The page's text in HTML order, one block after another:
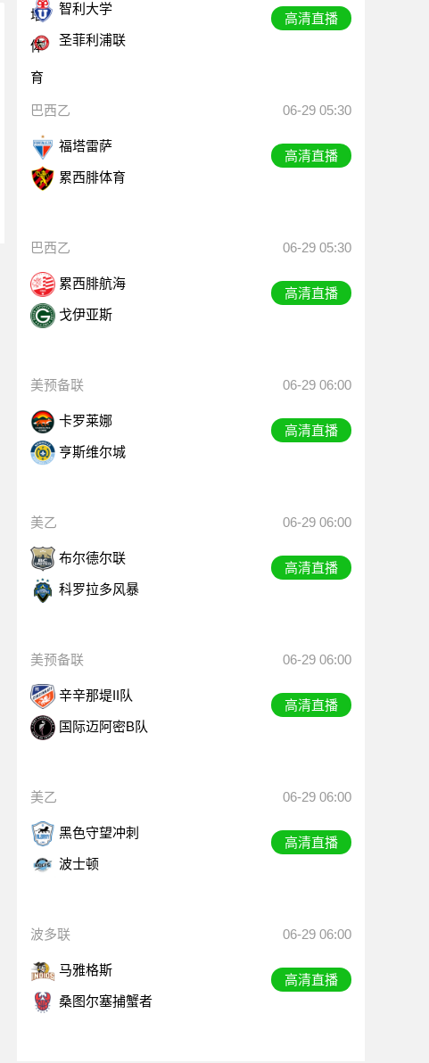
智利大学
圣菲利浦联
高清直播
巴西乙 06-29 05:30
福塔雷萨
累西腓体育
高清直播
巴西乙 06-29 05:30
累西腓航海
戈伊亚斯
高清直播
美预备联 06-29 06:00
卡罗莱娜
亨斯维尔城
高清直播
美乙 06-29 06:00
布尔德尔联
科罗拉多风暴
高清直播
美预备联 06-29 06:00
辛辛那堤II队
国际迈阿密B队
高清直播
美乙 06-29 06:00
黑色守望冲刺
波士顿
高清直播
波多联 06-29 06:00
马雅格斯
桑图尔塞捕蟹者
高清直播